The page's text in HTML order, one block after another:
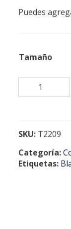
Puedes
Tamaño
Corona
Condolencias
SKU: T2209
Categoría:
Etiquetas: